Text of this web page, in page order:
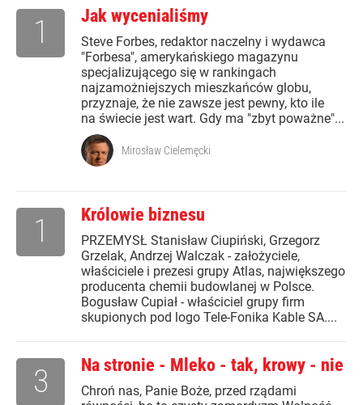
Jak wycenialiśmy
Steve Forbes, redaktor naczelny i wydawca
"Forbesa", amerykańskiego magazynu
specjalizującego się w rankingach
najzamożniejszych mieszkańców globu,
przyznaje, że nie zawsze jest pewny, kto ile
na świecie jest wart. Gdy ma "zbyt poważne"...
1
Mirosław Cielemęcki
Królowie biznesu
PRZEMYSŁ Stanisław Ciupiński, Grzegorz
Grzelak, Andrzej Walczak - założyciele,
właściciele i prezesi grupy Atlas, największego
producenta chemii budowlanej w Polsce.
Bogusław Cupiał - właściciel grupy firm
skupionych pod logo Tele-Fonika Kable SA....
1
Na stronie - Mleko - tak, krowy - nie
Chroń nas, Panie Boże, przed rządami
3